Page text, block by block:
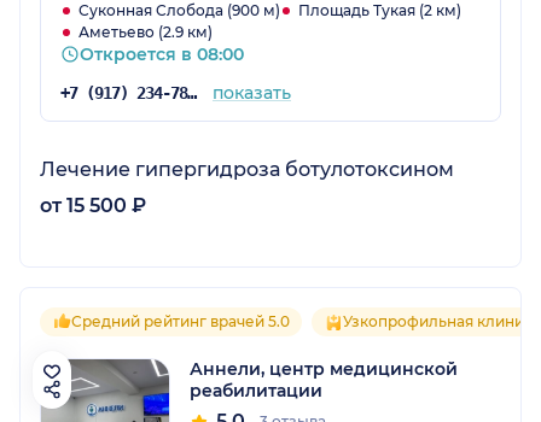
Суконная Слобода (900 м)
Площадь Тукая (2 км)
Аметьево (2.9 км)
Откроется в 08:00
+7 (917) 234-78-88 показать
Лечение гипергидроза ботулотоксином
от 15 500 ₽
Средний рейтинг врачей 5.0 Узкопрофильная клиника
Аннели, центр медицинской
реабилитации